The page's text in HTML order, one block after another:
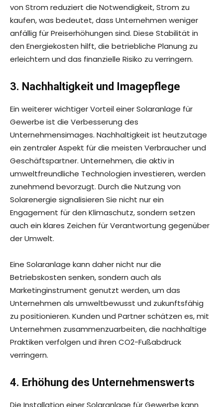
von Strom reduziert die Notwendigkeit, Strom zu
kaufen, was bedeutet, dass Unternehmen weniger
anfällig für Preiserhöhungen sind. Diese Stabilität in
den Energiekosten hilft, die betriebliche Planung zu
erleichtern und das finanzielle Risiko zu verringern.
3. Nachhaltigkeit und Imagepflege
Ein weiterer wichtiger Vorteil einer Solaranlage für
Gewerbe ist die Verbesserung des
Unternehmensimages. Nachhaltigkeit ist heutzutage
ein zentraler Aspekt für die meisten Verbraucher und
Geschäftspartner. Unternehmen, die aktiv in
umweltfreundliche Technologien investieren, werden
zunehmend bevorzugt. Durch die Nutzung von
Solarenergie signalisieren Sie nicht nur ein
Engagement für den Klimaschutz, sondern setzen
auch ein klares Zeichen für Verantwortung gegenüber
der Umwelt.
Eine Solaranlage kann daher nicht nur die
Betriebskosten senken, sondern auch als
Marketinginstrument genutzt werden, um das
Unternehmen als umweltbewusst und zukunftsfähig
zu positionieren. Kunden und Partner schätzen es, mit
Unternehmen zusammenzuarbeiten, die nachhaltige
Praktiken verfolgen und ihren CO2-Fußabdruck
verringern.
4. Erhöhung des Unternehmenswerts
Die Installation einer Solaranlage für Gewerbe kann